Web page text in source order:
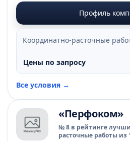
Профиль
Координатно-расточные
Цены по запросу
Все условия →
«Перфоком»
№ 8 в рейтинге
расточные работы из